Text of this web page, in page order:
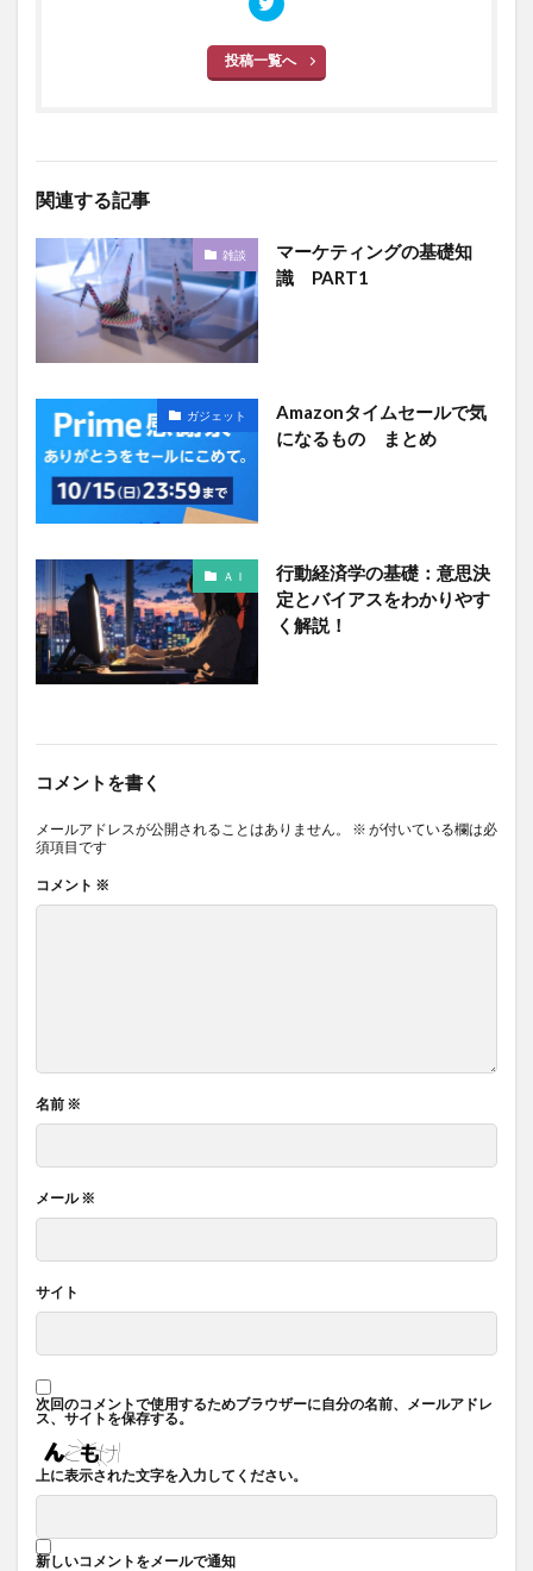
投稿一覧へ
関連する記事
雑談
マーケティングの基礎知
識 PART1
ガジェット
Amazonタイムセールで気
になるもの まとめ
ＡＩ
行動経済学の基礎：意思決
定とバイアスをわかりやす
く解説！
コメントを書く
メールアドレスが公開されることはありません。 ※ が付いている欄は必
須項目です
コメント ※
名前 ※
メール※
サイト
次回のコメントで使用するためブラウザーに自分の名前、メールアドレ
ス、サイトを保存する。
上に表示された文字を入力してください。
新しいコメントをメールで通知